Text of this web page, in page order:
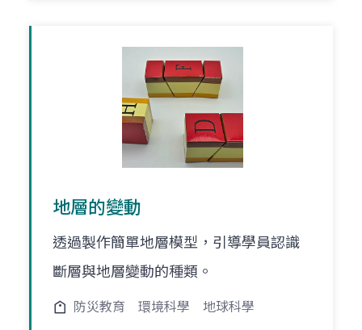
地層的變動
透過製作簡單地層模型，引導學員認識
斷層與地層變動的種類。
防災教育 環境科學 地球科學